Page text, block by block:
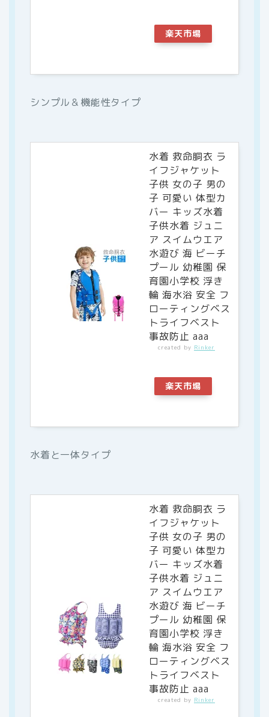
楽天市場
シンプル＆機能性タイプ
水着 救命胴衣 ラ
イフジャケット
子供 女の子 男の
子 可愛い 体型カ
バー キッズ水着
子供水着 ジュニ
ア スイムウエア
水遊び 海 ビーチ
プール 幼稚園 保
育園小学校 浮き
輪 海水浴 安全 フ
ローティングベス
トライフベスト
事故防止 aaa
created by Rinker
楽天市場
水着と一体タイプ
水着 救命胴衣 ラ
イフジャケット
子供 女の子 男の
子 可愛い 体型カ
バー キッズ水着
子供水着 ジュニ
ア スイムウエア
水遊び 海 ビーチ
プール 幼稚園 保
育園小学校 浮き
輪 海水浴 安全 フ
ローティングベス
トライフベスト
事故防止 aaa
created by Rinker